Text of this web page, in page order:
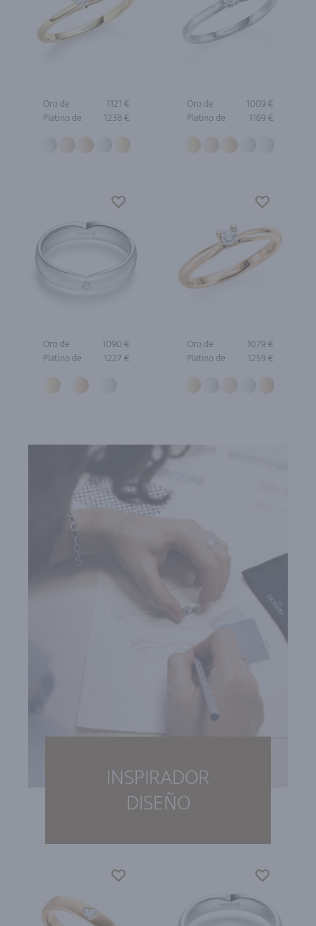
Oro de
1121 €
Platino de
1238 €
Oro de
1009 €
Platino de
1169 €
Oro de
1090 €
Platino de
1227 €
Oro de
1079 €
Platino de
1259 €
INSPIRADOR
DISEÑO